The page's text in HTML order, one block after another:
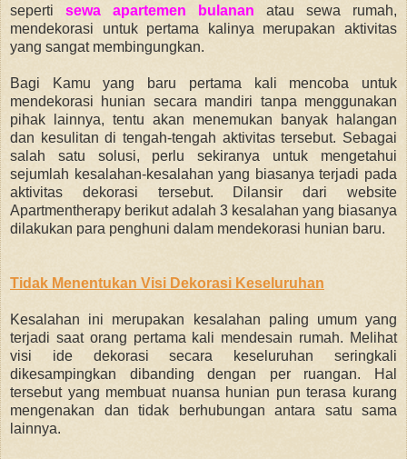
seperti sewa apartemen bulanan atau sewa rumah,
mendekorasi untuk pertama kalinya merupakan aktivitas
yang sangat membingungkan.
Bagi Kamu yang baru pertama kali mencoba untuk
mendekorasi hunian secara mandiri tanpa menggunakan
pihak lainnya, tentu akan menemukan banyak halangan
dan kesulitan di tengah-tengah aktivitas tersebut. Sebagai
salah satu solusi, perlu sekiranya untuk mengetahui
sejumlah kesalahan-kesalahan yang biasanya terjadi pada
aktivitas dekorasi tersebut. Dilansir dari website
Apartmentherapy berikut adalah 3 kesalahan yang biasanya
dilakukan para penghuni dalam mendekorasi hunian baru.
Tidak Menentukan Visi Dekorasi Keseluruhan
Kesalahan ini merupakan kesalahan paling umum yang
terjadi saat orang pertama kali mendesain rumah. Melihat
visi ide dekorasi secara keseluruhan seringkali
dikesampingkan dibanding dengan per ruangan. Hal
tersebut yang membuat nuansa hunian pun terasa kurang
mengenakan dan tidak berhubungan antara satu sama
lainnya.